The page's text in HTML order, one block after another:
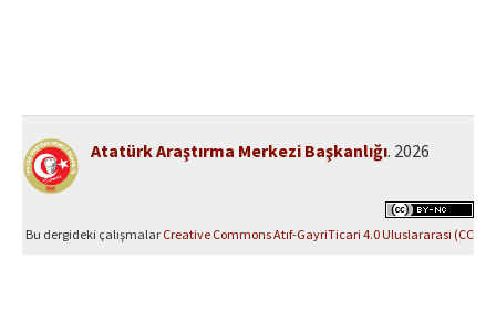
Atatürk Araştırma Merkezi Başkanlığı. 2026
Bu dergideki çalışmalar Creative Commons Atıf-GayriTicari 4.0 Uluslararası (CC